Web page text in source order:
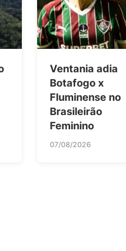
Ventania adia
Botafogo x
Fluminense no
Brasileirão
Feminino
07/08/2026